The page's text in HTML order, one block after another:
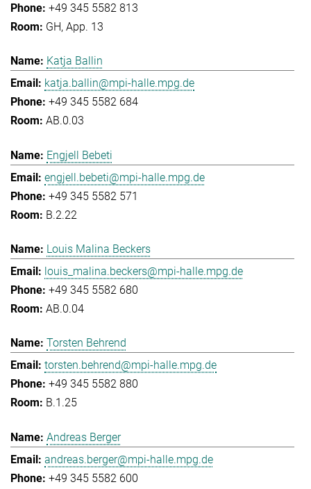
+49 345 5582 813
GH, App. 13
Katja Ballin
katja.ballin@mpi-halle.mpg.de
+49 345 5582 684
AB.0.03
Engjell Bebeti
engjell.bebeti@mpi-halle.mpg.de
+49 345 5582 571
B.2.22
Louis Malina Beckers
louis_malina.beckers@mpi-halle.mpg.de
+49 345 5582 680
AB.0.04
Torsten Behrend
torsten.behrend@mpi-halle.mpg.de
+49 345 5582 880
B.1.25
Andreas Berger
andreas.berger@mpi-halle.mpg.de
+49 345 5582 600